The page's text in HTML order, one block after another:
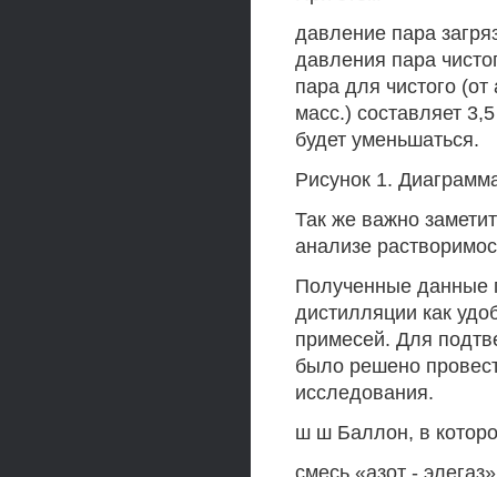
давление пара
давления пара
пара для чистого (от
масс.) составляет
будет уменьшаться.
Рисунок 1.
Так же важно
анализе
Полученные данные
дистилляции как
примесей. Для
было решено
исследования.
ш ш Баллон, в
смесь «азот -